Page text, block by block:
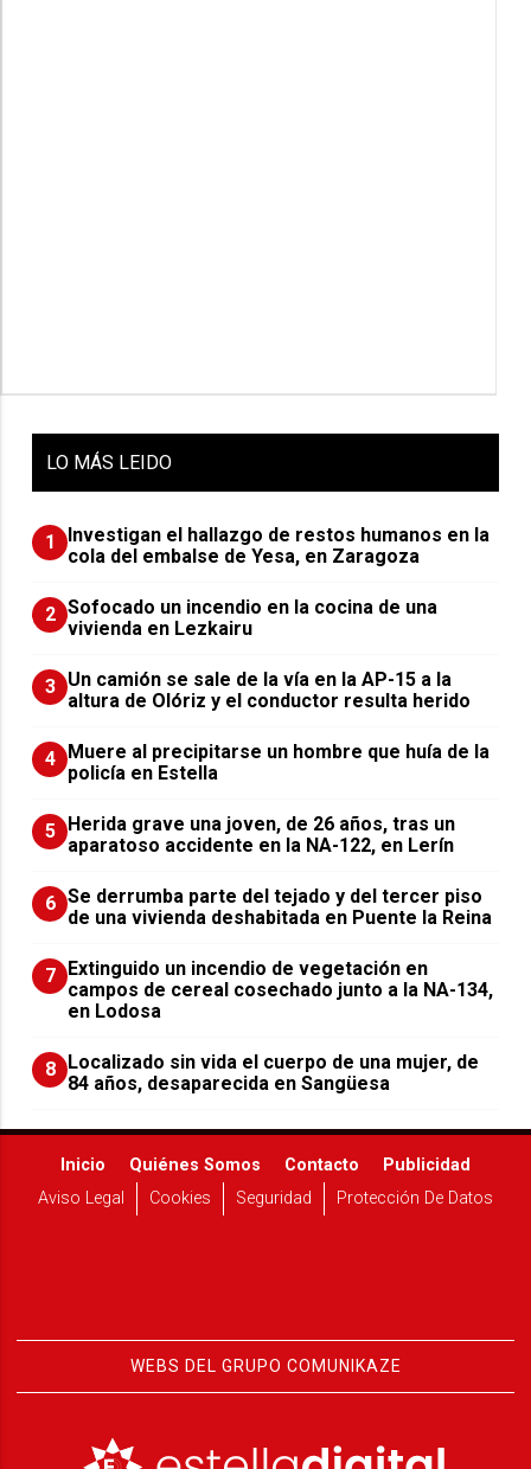
LO MÁS LEIDO
1
Investigan el hallazgo de restos humanos en la
cola del embalse de Yesa, en Zaragoza
2 Sofocado un incendio en la cocina de una
vivienda en Lezkairu
3 Un camión se sale de la vía en la AP-15 a la
altura de Olóriz y el conductor resulta herido
4 Muere al precipitarse un hombre que huía de la
policía en Estella
5 Herida grave una joven, de 26 años, tras un
aparatoso accidente en la NA-122, en Lerín
6 Se derrumba parte del tejado y del tercer piso
de una vivienda deshabitada en Puente la Reina
7 Extinguido un incendio de vegetación en
campos de cereal cosechado junto a la NA-134,
en Lodosa
8 Localizado sin vida el cuerpo de una mujer, de
84 años, desaparecida en Sangüesa
Inicio Quiénes Somos Contacto
Publicidad
Aviso Legal
Cookies Seguridad Protección De Datos
WEBS DEL GRUPO COMUNIKAZE